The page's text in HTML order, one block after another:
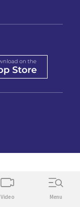
Video Menu